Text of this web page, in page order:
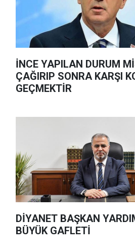
İNCE YAPILAN DURUM
ÇAĞIRIP SONRA KARŞI
GEÇMEKTİR
DİYANET BAŞKAN
BÜYÜK GAFLETİ